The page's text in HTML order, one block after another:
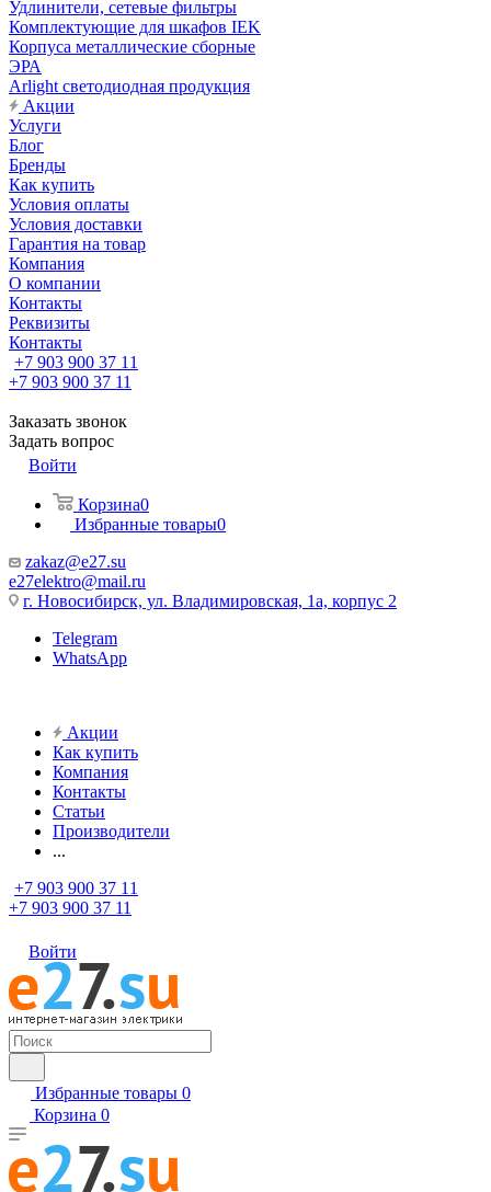
Удлинители, сетевые фильтры
Комплектующие для шкафов IEK
Корпуса металлические сборные
ЭРА
Arlight светодиодная продукция
Акции
Услуги
Блог
Бренды
Как купить
Условия оплаты
Условия доставки
Гарантия на товар
Компания
О компании
Контакты
Реквизиты
Контакты
+7 903 900 37 11
+7 903 900 37 11
Заказать звонок
Задать вопрос
Войти
Корзина0
Избранные товары0
zakaz@e27.su
e27elektro@mail.ru
г. Новосибирск, ул. Владимировская, 1а, корпус 2
Telegram
WhatsApp
Акции
Как купить
Компания
Контакты
Статьи
Производители
...
+7 903 900 37 11
+7 903 900 37 11
Войти
Избранные товары 0
Корзина 0